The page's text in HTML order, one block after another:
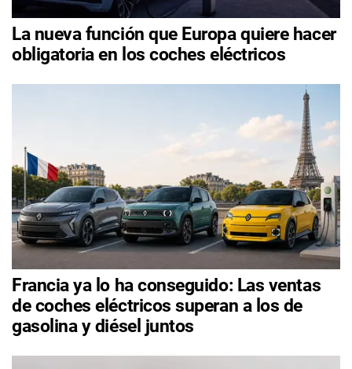
La nueva función que Europa quiere hacer
obligatoria en los coches eléctricos
Francia ya lo ha conseguido: Las ventas
de coches eléctricos superan a los de
gasolina y diésel juntos